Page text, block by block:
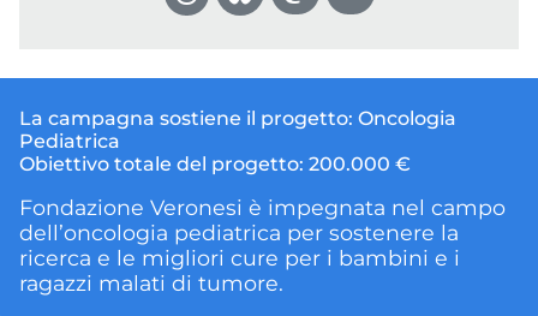
La campagna sostiene il progetto: Oncologia
Pediatrica
Obiettivo totale del progetto: 200.000 €
Fondazione Veronesi è impegnata nel campo
dell’oncologia pediatrica per sostenere la
ricerca e le migliori cure per i bambini e i
ragazzi malati di tumore.